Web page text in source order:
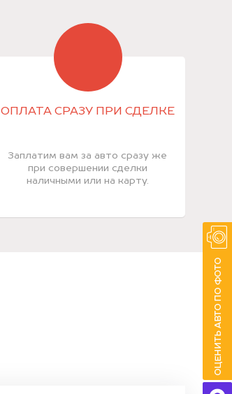
ОПЛАТА СРАЗУ ПРИ СДЕЛКЕ
Заплатим вам за авто сразу же
при совершении сделки
наличными или на карту.